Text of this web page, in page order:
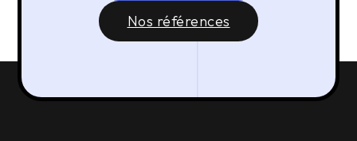
Nos références